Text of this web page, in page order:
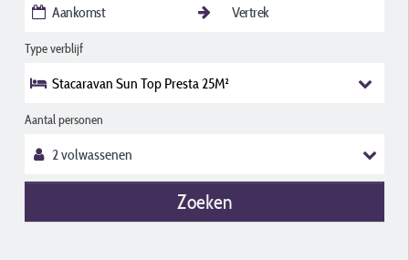
Type verblijf
Stacaravan Sun Top Presta 25M²
Aantal personen
Zoeken